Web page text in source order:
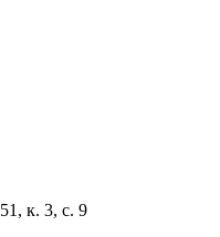
к. 3, с. 9